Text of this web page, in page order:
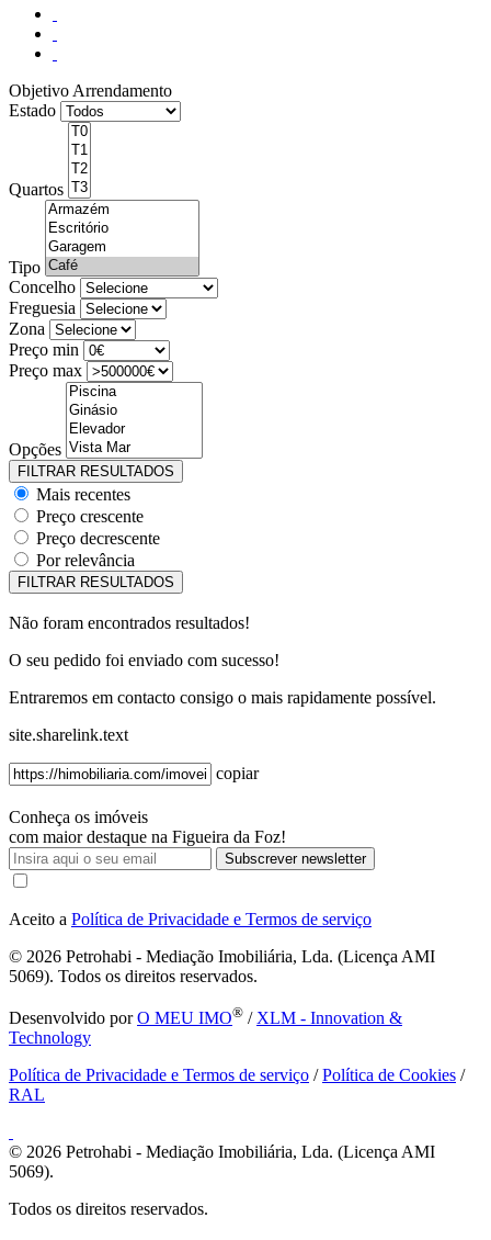
Objetivo Arrendamento
Estado
Quartos
Tipo
Concelho
Freguesia
Zona
Preço min
Preço max
Opções
Mais recentes
Preço crescente
Preço decrescente
Por relevância
Não foram encontrados resultados!
O seu pedido foi enviado com sucesso!
Entraremos em contacto consigo o mais rapidamente possível.
site.sharelink.text
copiar
Conheça os imóveis
com maior destaque na Figueira da Foz!
Subscrever newsletter
Aceito a Política de Privacidade e Termos de serviço
© 2026 Petrohabi - Mediação Imobiliária, Lda. (Licença AMI
5069). Todos os direitos reservados.
Desenvolvido porO MEU IMO® / XLM - Innovation &
Technology
Política de Privacidade e Termos de serviço /Política de Cookies /
RAL
© 2026 Petrohabi - Mediação Imobiliária, Lda. (Licença AMI
5069).
Todos os direitos reservados.